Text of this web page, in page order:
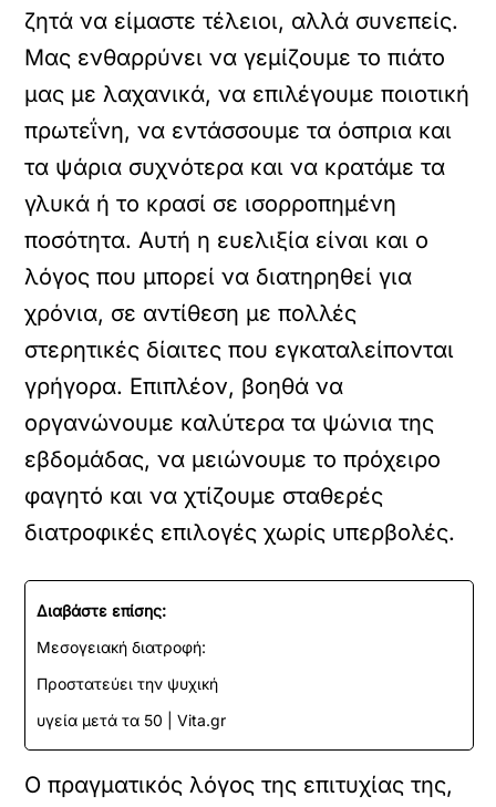
ζητά να είμαστε τέλειοι, αλλά συνεπείς.
Μας ενθαρρύνει να γεμίζουμε το πιάτο
μας με λαχανικά, να επιλέγουμε ποιοτική
πρωτεΐνη, να εντάσσουμε τα όσπρια και
τα ψάρια συχνότερα και να κρατάμε τα
γλυκά ή το κρασί σε ισορροπημένη
ποσότητα. Αυτή η ευελιξία είναι και ο
λόγος που μπορεί να διατηρηθεί για
χρόνια, σε αντίθεση με πολλές
στερητικές δίαιτες που εγκαταλείπονται
γρήγορα. Επιπλέον, βοηθά να
οργανώνουμε καλύτερα τα ψώνια της
εβδομάδας, να μειώνουμε το πρόχειρο
φαγητό και να χτίζουμε σταθερές
διατροφικές επιλογές χωρίς υπερβολές.
Διαβάστε επίσης:
Μεσογειακή διατροφή:
Προστατεύει την ψυχική
υγεία μετά τα 50 | Vita.gr
Ο πραγματικός λόγος της επιτυχίας της,